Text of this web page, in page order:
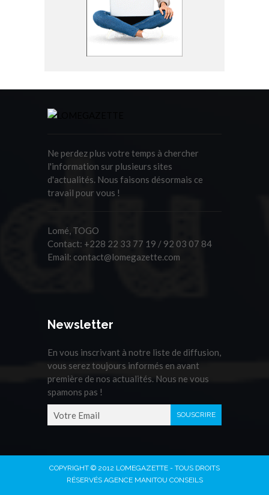
Ne perdez plus votre temps à chercher
l'information sur plusieurs sites
d'actualités. Nous faisons désormais ce
travail pour vous !
Lomé, TOGO
Contact: +228 22 33 77 19 / 92 03 07 84
Email: contact@lomegazette.com
Newsletter
En vous inscrivant à notre liste de diffusion,
vous serez toujours informés en avant
première de nos actualités. Nous ne vous
spamons pas !
COPYRIGHT © 2012 LOMEGAZETTE - TOUS DROITS
RÉSERVÉS AGENCE MANITOU CONSEILS